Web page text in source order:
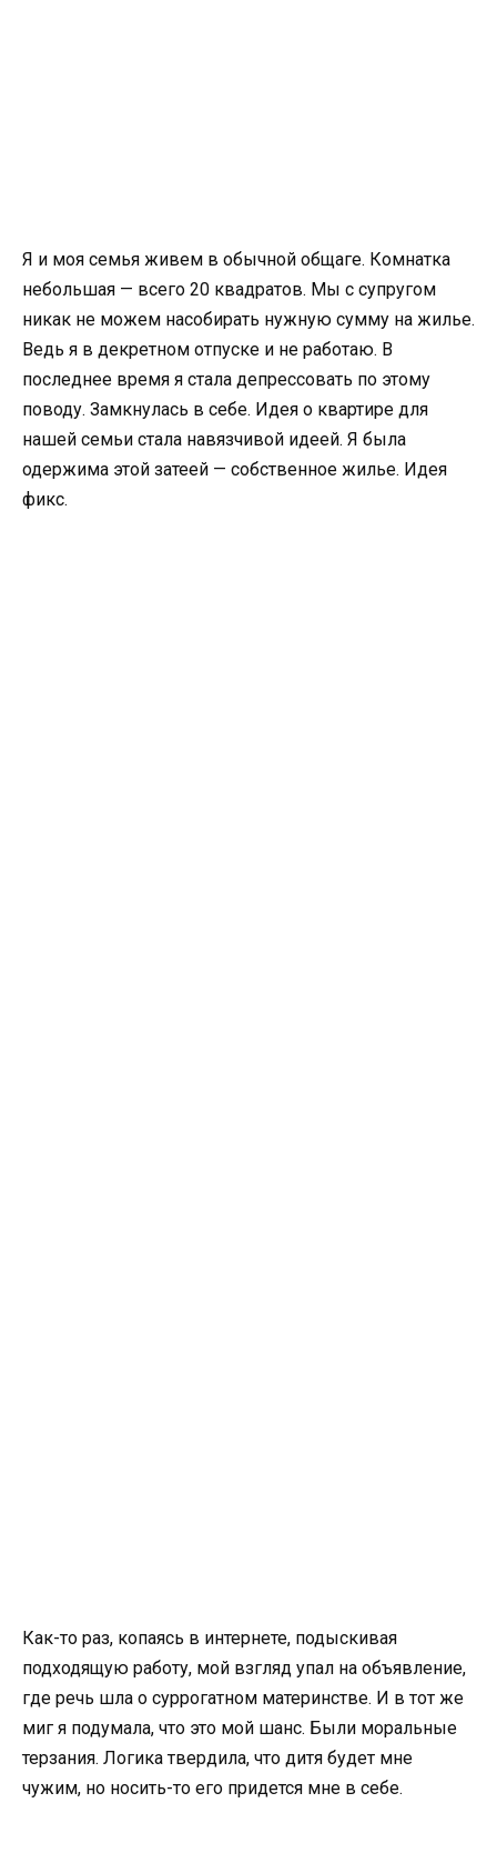
Я и моя семья живем в обычной общаге. Комнатка
небольшая — всего 20 квадратов. Мы с супругом
никак не можем насобирать нужную сумму на жилье.
Ведь я в декретном отпуске и не работаю. В
последнее время я стала депрессовать по этому
поводу. Замкнулась в себе. Идея о квартире для
нашей семьи стала навязчивой идеей. Я была
одержима этой затеей — собственное жилье. Идея
фикс.
Как-то раз, копаясь в интернете, подыскивая
подходящую работу, мой взгляд упал на объявление,
где речь шла о суррогатном материнстве. И в тот же
миг я подумала, что это мой шанс. Были моральные
терзания. Логика твердила, что дитя будет мне
чужим, но носить-то его придется мне в себе.